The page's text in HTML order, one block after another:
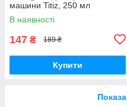
машини Titiz, 250 мл
В наявності
147 ₴ 189 ₴
Купити